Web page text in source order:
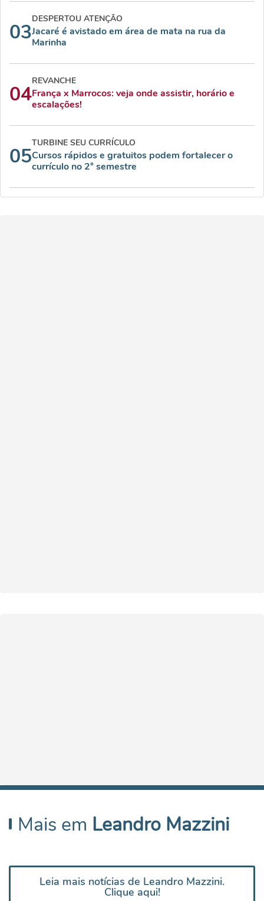
03
DESPERTOU ATENÇÃO
Jacaré é avistado em área de mata na rua da
Marinha
04
REVANCHE
França x Marrocos: veja onde assistir, horário e
escalações!
05
TURBINE SEU CURRÍCULO
Cursos rápidos e gratuitos podem fortalecer o
currículo no 2° semestre
Mais em Leandro Mazzini
Leia mais notícias de Leandro Mazzini.
Clique aqui!